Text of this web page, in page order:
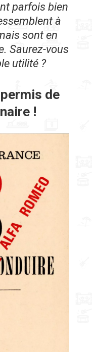
parfois bien
à
sont en
Saurez-vous
utilité ?
de
!